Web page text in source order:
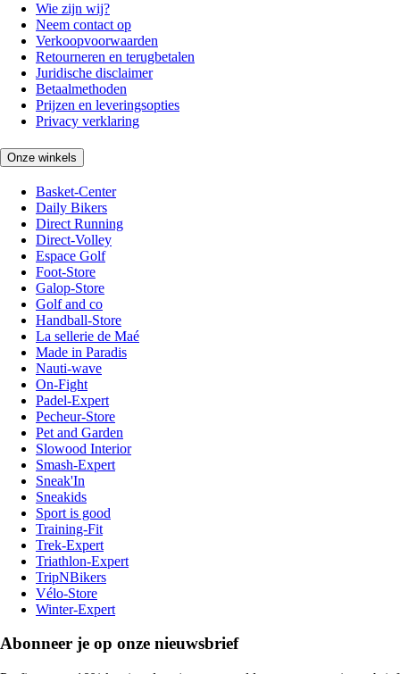
Wie zijn wij?
Neem contact op
Verkoopvoorwaarden
Retourneren en terugbetalen
Juridische disclaimer
Betaalmethoden
Prijzen en leveringsopties
Privacy verklaring
Onze winkels
Basket-Center
Daily Bikers
Direct Running
Direct-Volley
Espace Golf
Foot-Store
Galop-Store
Golf and co
Handball-Store
La sellerie de Maé
Made in Paradis
Nauti-wave
On-Fight
Padel-Expert
Pecheur-Store
Pet and Garden
Slowood Interior
Smash-Expert
Sneak'In
Sneakids
Sport is good
Training-Fit
Trek-Expert
Triathlon-Expert
TripNBikers
Vélo-Store
Winter-Expert
Abonneer je op onze nieuwsbrief